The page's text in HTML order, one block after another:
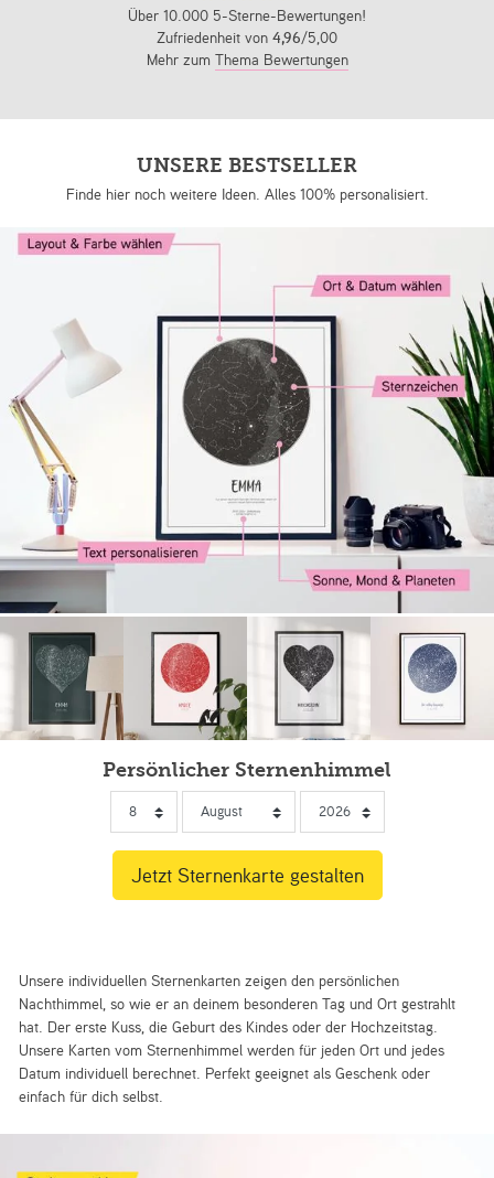
Über 10.000 5-Sterne-Bewertungen!
Zufriedenheit von 4,96/5,00
Mehr zum Thema Bewertungen
UNSERE BESTSELLER
Finde hier noch weitere Ideen. Alles 100% personalisiert.
Persönlicher Sternenhimmel
Unsere individuellen Sternenkarten zeigen den persönlichen
Nachthimmel, so wie er an deinem besonderen Tag und Ort gestrahlt
hat. Der erste Kuss, die Geburt des Kindes oder der Hochzeitstag.
Unsere Karten vom Sternenhimmel werden für jeden Ort und jedes
Datum individuell berechnet. Perfekt geeignet als Geschenk oder
einfach für dich selbst.